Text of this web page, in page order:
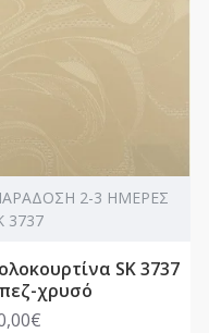
2-3 ΗΜΕΡΕΣ
3737
SK 3737
χρυσό